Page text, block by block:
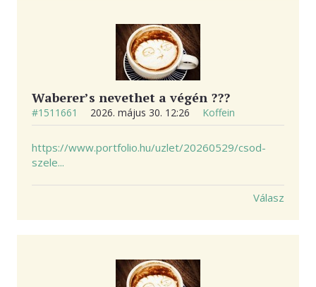
ELŐFIZETÉS
Waberer’s nevethet a végén ???
#1511661 2026. május 30. 12:26 Koffein
https://www.portfolio.hu/uzlet/20260529/csod-
szele...
Válasz